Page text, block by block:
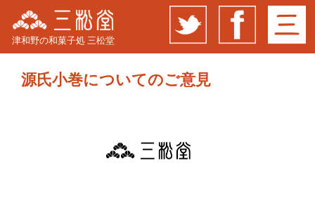
津和野の和菓子処 三松堂
源氏小巻についてのご意見